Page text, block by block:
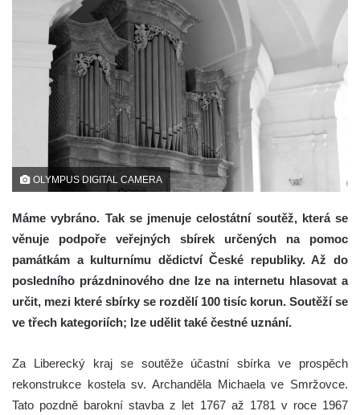
OLYMPUS DIGITAL CAMERA
Máme vybráno. Tak se jmenuje celostátní soutěž, která se
věnuje podpoře veřejných sbírek určených na pomoc
památkám a kulturnímu dědictví České republiky. Až do
posledního prázdninového dne lze na internetu hlasovat a
určit, mezi které sbírky se rozdělí 100 tisíc korun. Soutěží se
ve třech kategoriích; lze udělit také čestné uznání.
Za Liberecký kraj se soutěže účastní sbírka ve prospěch
rekonstrukce kostela sv. Archanděla Michaela ve Smržovce.
Tato pozdně barokní stavba z let 1767 až 1781 v roce 1967